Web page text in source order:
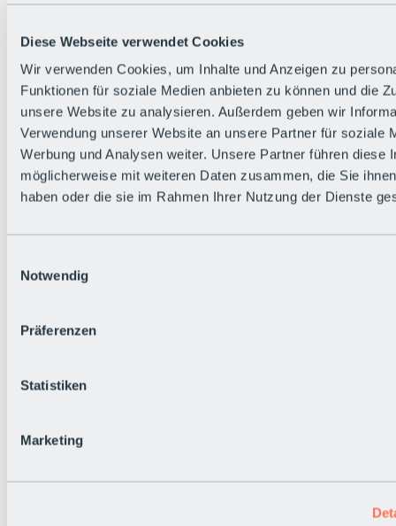
Diese Webseite verwendet Cookies
Wir verwenden Cookies, um Inhalte und Anzeigen zu
Funktionen für soziale Medien anbieten zu können und die
unsere Website zu analysieren. Außerdem geben wir
Verwendung unserer Website an unsere Partner für soziale
Werbung und Analysen weiter. Unsere Partner führen diese
möglicherweise mit weiteren Daten zusammen, die Sie
haben oder die sie im Rahmen Ihrer Nutzung der Dienste
Notwendig
Präferenzen
Statistiken
Marketing
Zurück
Die flowigste Nation der Alpen
Facts
Bürger:in werden
FAQs
Bikepark-Rules
Bikepark-Partnerschaften